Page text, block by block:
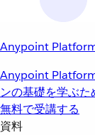
Anypoint
Anypoint
ンの基礎を学ぶた
無料で受講する
資料